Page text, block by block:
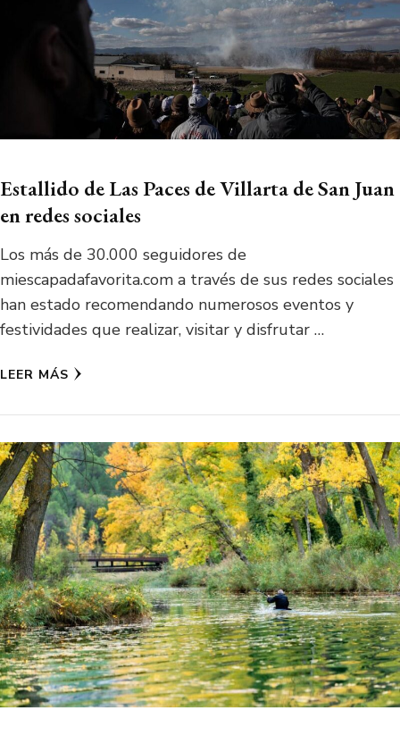
Estallido de Las Paces de Villarta de San Juan
en redes sociales
Los más de 30.000 seguidores de
miescapadafavorita.com a través de sus redes sociales
han estado recomendando numerosos eventos y
festividades que realizar, visitar y disfrutar …
LEER MÁS